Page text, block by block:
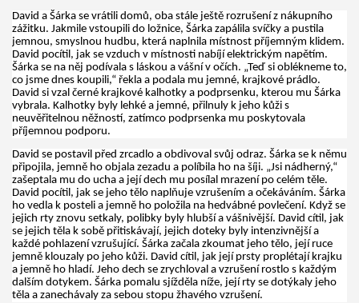
David a Šárka se vrátili domů, oba stále ještě rozrušení z nákupního
zážitku. Jakmile vstoupili do ložnice, Šárka zapálila svíčky a pustila
jemnou, smyslnou hudbu, která naplnila místnost příjemným klidem.
David pocítil, jak se vzduch v místnosti nabíjí elektrickým napětím.
Šárka se na něj podívala s láskou a vášní v očích. „Teď si oblékneme to,
co jsme dnes koupili,“ řekla a podala mu jemné, krajkové prádlo.
David si vzal černé krajkové kalhotky a podprsenku, kterou mu Šárka
vybrala. Kalhotky byly lehké a jemné, přilnuly k jeho kůži s
neuvěřitelnou něžností, zatímco podprsenka mu poskytovala
příjemnou podporu.
David se postavil před zrcadlo a obdivoval svůj odraz. Šárka se k němu
připojila, jemně ho objala zezadu a políbila ho na šíji. „Jsi nádherný,“
zašeptala mu do ucha a její dech mu posílal mrazení po celém těle.
David pocítil, jak se jeho tělo naplňuje vzrušením a očekáváním. Šárka
ho vedla k posteli a jemně ho položila na hedvábné povlečení. Když se
jejich rty znovu setkaly, polibky byly hlubší a vášnivější. David cítil, jak
se jejich těla k sobě přitiskávají, jejich doteky byly intenzivnější a
každé pohlazení vzrušující. Šárka začala zkoumat jeho tělo, její ruce
jemně klouzaly po jeho kůži. David cítil, jak její prsty proplétají krajku
a jemně ho hladí. Jeho dech se zrychloval a vzrušení rostlo s každým
dalším dotykem. Šárka pomalu sjížděla níže, její rty se dotýkaly jeho
těla a zanechávaly za sebou stopu žhavého vzrušení.